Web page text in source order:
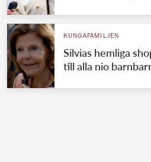
KUNGAFAMILJEN
Silvias hemliga
till alla nio